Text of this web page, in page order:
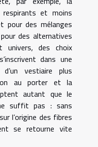
et moins
pour des mélanges
des alternatives
univers, des choix
s’inscrivent dans une
vestiaire plus
au porter et la
autant que le
suffit pas : sans
l’origine des fibres
se retourne vite